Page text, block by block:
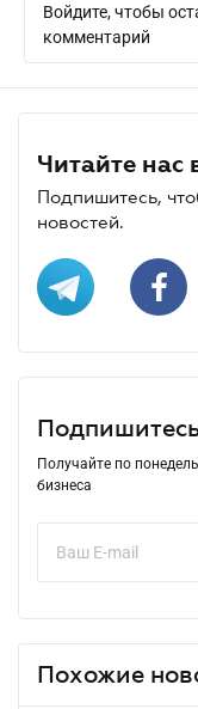
Войдите, чтобы
комментарий
Читайте нас
Подпишитесь,
новостей.
Получайте по
бизнеса
Похожие